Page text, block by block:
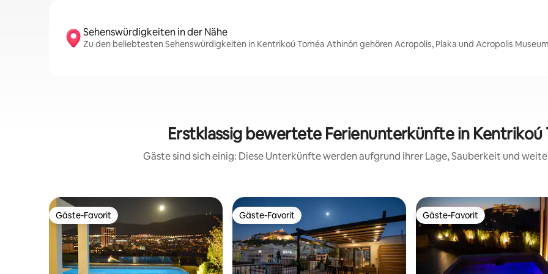
Sehenswürdigkeiten in der Nähe
Zu den beliebtesten Sehenswürdigkeiten in Kentrikoú Toméa Athinón gehören Acropolis, Plaka und Acropolis
Erstklassig bewertete Ferienunterkünfte in Kentrikoú
Gäste sind sich einig: Diese Unterkünfte werden aufgrund ihrer Lage, Sauberkeit und
Gäste-Favorit
Gäste-Favorit Gäste-Favorit
Gäste-Favorit Gäste-Favorit
Gäste-Favorit